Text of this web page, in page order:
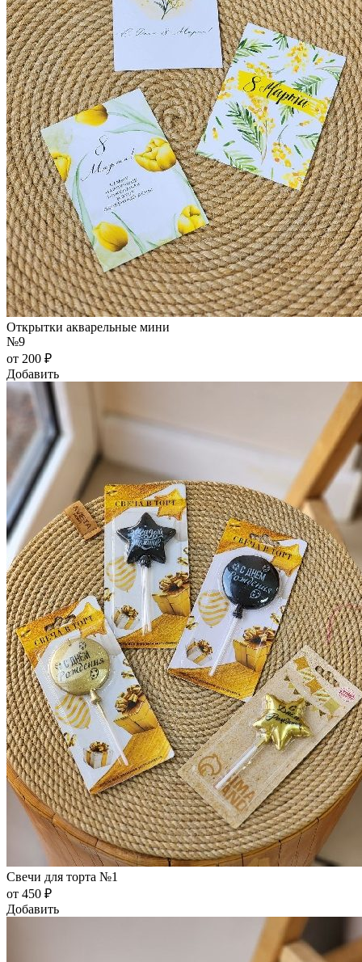
Открытки акварельные мини
№9
от 200 ₽
Добавить
Свечи для торта №1
от 450 ₽
Добавить